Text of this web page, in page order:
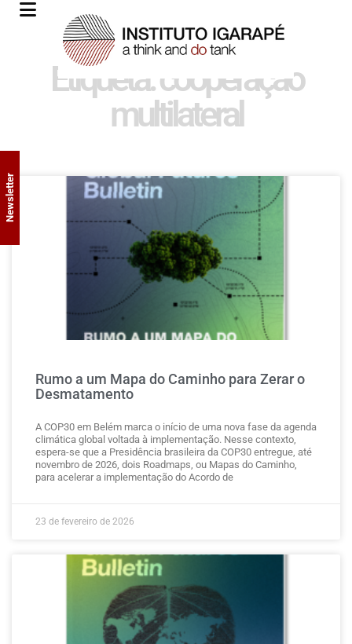
Etiqueta: cooperação
multilateral
Rumo a um Mapa do Caminho para Zerar o
Desmatamento
A COP30 em Belém marca o início de uma nova fase da agenda
climática global voltada à implementação. Nesse contexto,
espera-se que a Presidência brasileira da COP30 entregue, até
novembro de 2026, dois Roadmaps, ou Mapas do Caminho,
para acelerar a implementação do Acordo de
23 de fevereiro de 2026
Newsletter